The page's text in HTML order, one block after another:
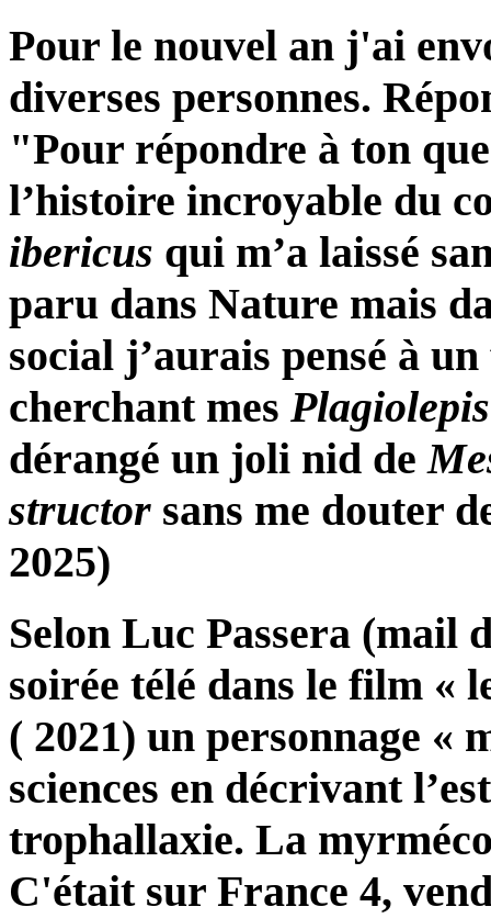
Pour le nouvel an j'ai
diverses personnes.
"Pour répondre à ton
l’histoire incroyable du
ibericus qui m’a laissé
paru dans Nature mais
social j’aurais pensé à
cherchant mes Plagiolepis
dérangé un joli nid de
structor sans me douter
2025)
Selon Luc Passera (mail
soirée télé dans le film «
( 2021) un personnage «
sciences en décrivant
trophallaxie. La
C'était sur France 4,